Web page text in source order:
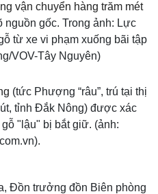
vận chuyển hàng trăm mét
nguồn gốc. Trong ảnh: Lực
từ xe vi phạm xuống bãi tập
VOV-Tây Nguyên)
(tức Phượng “râu”, trú tại thị
tỉnh Đắk Nông) được xác
"lậu" bị bắt giữ. (ảnh:
Đồn trưởng đồn Biên phòng